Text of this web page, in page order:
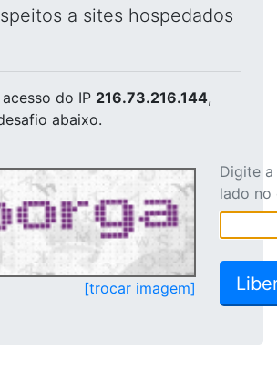
a sites hospedados
do IP 216.73.216.144,
abaixo.
[trocar imagem]
Digite
lado no